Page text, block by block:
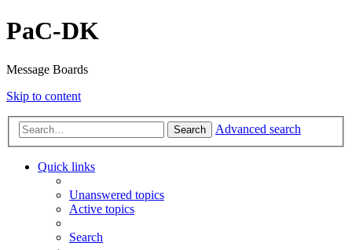
PaC-DK
Message Boards
Skip to content
Search Advanced search
Quick links
Unanswered topics
Active topics
Search